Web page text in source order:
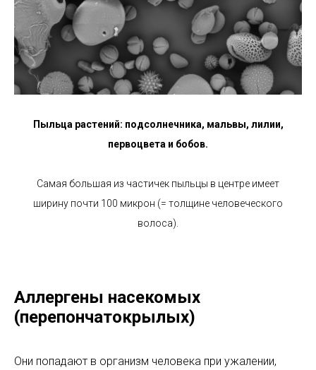
Пыльца растений: подсолнечника, мальвы, лилии,
первоцвета и бобов.
Самая большая из частичек пыльцы в центре имеет
ширину почти 100 микрон (= толщине человеческого
волоса).
Аллергены насекомых
(перепончатокрылых)
Они попадают в организм человека при ужалении,